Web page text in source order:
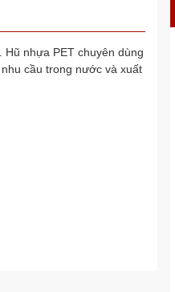
nhựa PET chuyên dùng
cầu trong nước và xuất